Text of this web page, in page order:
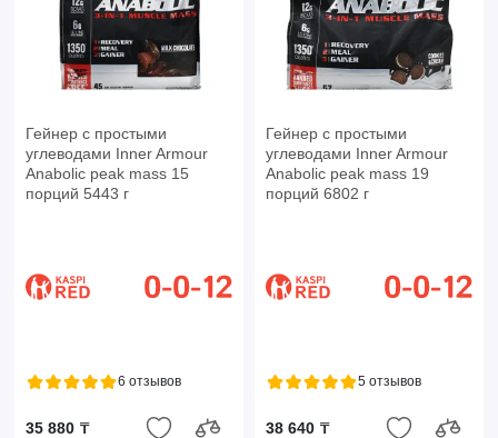
Гейнер с простыми
углеводами Inner Armour
Anabolic peak mass 15
порций 5443 г
6 отзывов
35 880 ₸
Гейнер с простыми
углеводами Inner Armour
Anabolic peak mass 19
порций 6802 г
5 отзывов
38 640 ₸